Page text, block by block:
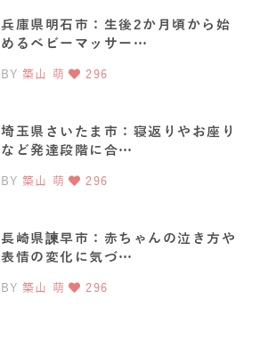
兵庫県明石市：生後2か月頃から始
めるベビーマッサー…
BY 築山 萌 296
埼玉県さいたま市：寝返りやお座り
など発達段階に合…
BY 築山 萌 296
長崎県諫早市：赤ちゃんの泣き方や
表情の変化に気づ…
BY 築山 萌 296